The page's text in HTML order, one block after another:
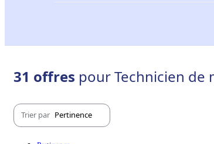
31 offres pour Technicien de
Trier par Pertinence